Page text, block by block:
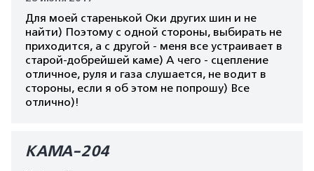
Для моей старенькой Оки других шин и не
найти) Поэтому с одной стороны, выбирать не
приходится, а с другой - меня все устраивает в
старой-добрейшей каме) А чего - сцепление
отличное, руля и газа слушается, не водит в
стороны, если я об этом не попрошу) Все
отлично)!
КАМА-204